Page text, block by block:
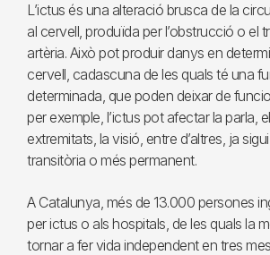
L’ictus és una alteració brusca de la
al cervell, produïda per l’obstrucció o el
artèria. Això pot produir danys en
cervell, cadascuna de les quals té una
determinada, que poden deixar de
per exemple, l’ictus pot afectar la parla,
extremitats, la visió, entre d’altres, ja
transitòria o més permanent.
A Catalunya, més de 13.000 persones
per ictus o als hospitals, de les quals la
tornar a fer vida independent en tres